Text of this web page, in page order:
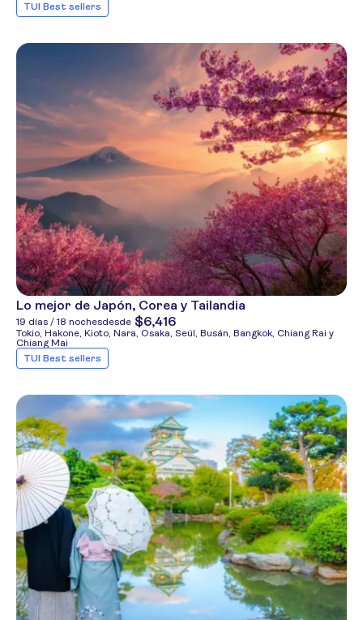
TUI Best sellers
Lo mejor de Japón, Corea y Tailandia
19 días / 18 nochesdesde $6,416
Tokio, Hakone, Kioto, Nara, Osaka, Seúl, Busán, Bangkok, Chiang Rai y
Chiang Mai
TUI Best sellers